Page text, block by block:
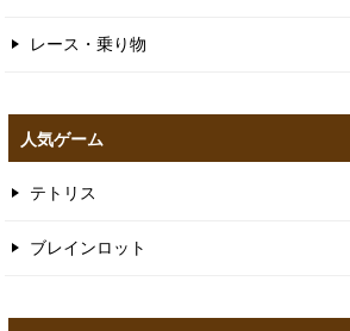
レース・乗り物
人気ゲーム
テトリス
ブレインロット